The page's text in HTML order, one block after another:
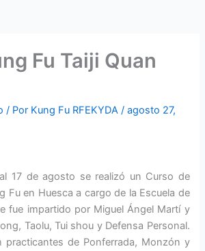
Fu Taiji Quan
/ Por Kung Fu RFEKYDA/agosto 27,
17 de agosto se realizó un Curso de
Fu en Huesca a cargo de la Escuela de
fue impartido por Miguel Ángel Martí y
Taolu, Tui shou y Defensa Personal.
practicantes de Ponferrada, Monzón y